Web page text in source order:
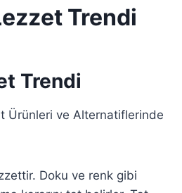
Trendi
Trendi
Ürünleri ve Alternatiflerinde
Doku ve renk gibi